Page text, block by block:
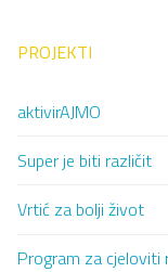
PROJEKTI
aktivirAJMO
Super je biti različit
Vrtić za bolji život
Program za